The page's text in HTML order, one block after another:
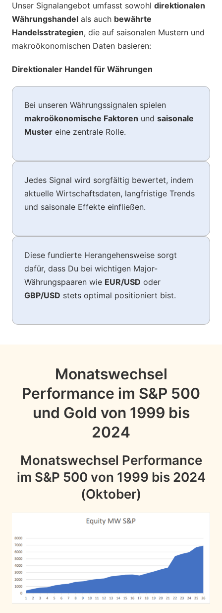
Unser Signalangebot umfasst sowohl direktionalen
Währungshandel als auch bewährte
Handelsstrategien, die auf saisonalen Mustern und
makroökonomischen Daten basieren:
Direktionaler Handel für Währungen
Bei unseren Währungssignalen spielen
makroökonomische Faktoren und saisonale
Muster eine zentrale Rolle.
Jedes Signal wird sorgfältig bewertet, indem
aktuelle Wirtschaftsdaten, langfristige Trends
und saisonale Effekte einfließen.
Diese fundierte Herangehensweise sorgt
dafür, dass Du bei wichtigen Major-
Währungspaaren wie EUR/USD oder
GBP/USD stets optimal positioniert bist.
Monatswechsel
Performance im S&P 500
und Gold von 1999 bis
2024
Monatswechsel Performance
im S&P 500 von 1999 bis 2024
(Oktober)